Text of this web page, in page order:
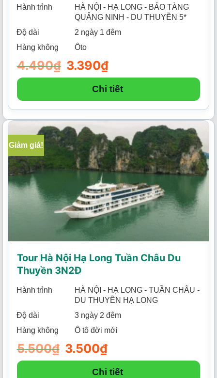
Hành trình
HÀ NỘI - HẠ LONG - BẢO TÀNG
QUẢNG NINH - DU THUYỀN 5*
Độ dài
2 ngày 1 đêm
Hàng không
Ôto
4.490₫ Giá
gốc
là:
4.490₫.
3.390₫Giá
tại
là:
Chi tiết
Giảm giá!
Tour Hà Nội Hạ Long Tuần Châu Du
Thuyền 3N2Đ
Hành trình
HÀ NỘI - HẠ LONG - TUẦN CHÂU -
DU THUYỀN HẠ LONG
Độ dài
3 ngày 2 đêm
Hàng không
Ô tô đời mới
5.500₫ Giá
gốc
là:
5.500₫.
3.500₫Giá
tại
là:
Chi tiết